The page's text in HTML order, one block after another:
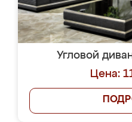
Угловой
Цена: